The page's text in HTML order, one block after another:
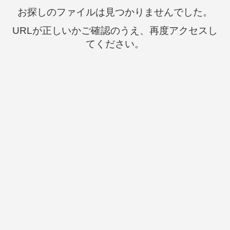
お探しのファイルは見つかりませんでした。
URLが正しいかご確認のうえ、再度アクセスし
てください。